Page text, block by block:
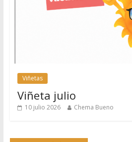
Viñetas
Viñeta julio
10 julio 2026 Chema Bueno